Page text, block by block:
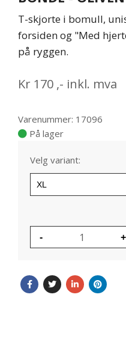
1
T-skjorte i bomull,
forsiden og "Med
på ryggen.
Kr 170 ,- inkl. mva
Varenummer: 17096
På lager
Velg variant: